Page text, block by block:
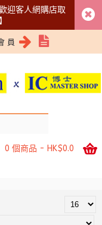
迎客人網購店取
員
0 個商品 - HK$0.0